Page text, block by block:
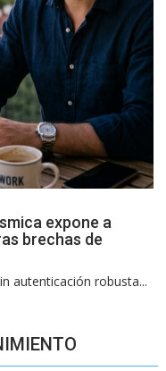
expone a
brechas de
autenticación robusta...